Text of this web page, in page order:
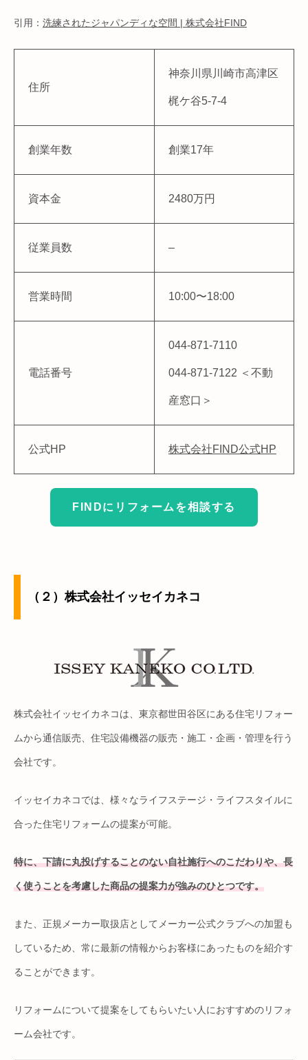
引用： 洗練されたジャパンディな空間 | 株式会社FIND
住所
神奈川県川崎市高津区
梶ケ谷5-7-4
創業年数 創業17年
資本金 2480万円
従業員数 –
営業時間 10:00〜18:00
電話番号
044-871-7110
044-871-7122 ＜不動
産窓口＞
公式HP 株式会社FIND公式HP
FINDにリフォームを相談する
（２）株式会社イッセイカネコ
株式会社イッセイカネコは、東京都世田谷区にある住宅リフォー
ムから通信販売、住宅設備機器の販売・施工・企画・管理を行う
会社です。
イッセイカネコでは、様々なライフステージ・ライフスタイルに
合った住宅リフォームの提案が可能。
特に、下請に丸投げすることのない自社施行へのこだわりや、長
く使うことを考慮した商品の提案力が強みのひとつです。
また、正規メーカー取扱店としてメーカー公式クラブへの加盟も
しているため、常に最新の情報からお客様にあったものを紹介す
ることができます。
リフォームについて提案をしてもらいたい人におすすめのリフォ
ーム会社です。